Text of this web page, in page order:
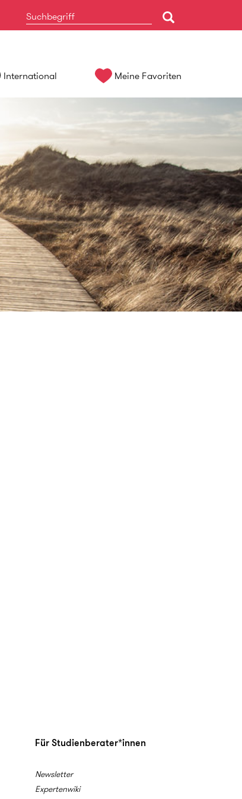
International Meine Favoriten
Für Studienberater*innen
Newsletter
Expertenwiki